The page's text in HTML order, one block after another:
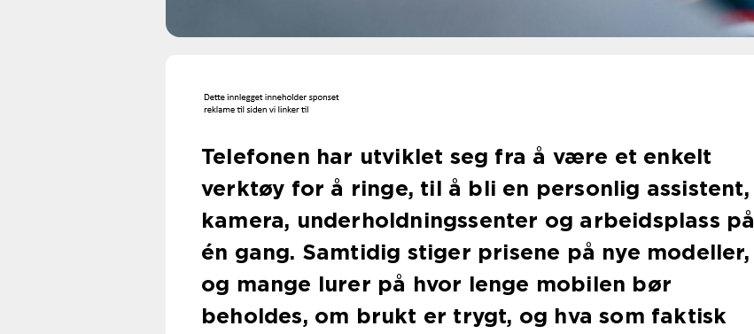
Telefonen har utviklet seg fra å være et enkelt
verktøy for å ringe, til å bli en personlig assistent,
kamera, underholdningssenter og arbeidsplass på
én gang. Samtidig stiger prisene på nye modeller,
og mange lurer på hvor lenge mobilen bør
beholdes, om brukt er trygt, og hva som faktisk